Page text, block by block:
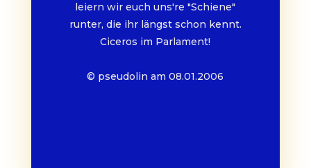
leiern wir euch uns're "Schiene"
runter, die ihr längst schon kennt.
Ciceros im Parlament!
© pseudolin am 08.01.2006